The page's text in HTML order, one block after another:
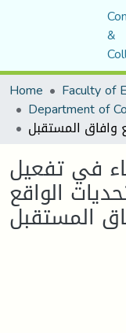
&
Home
في تفعيل
الواقع
المستقبل